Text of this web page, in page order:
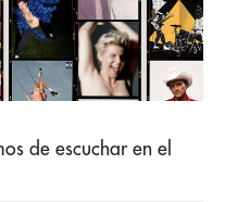
de escuchar en el